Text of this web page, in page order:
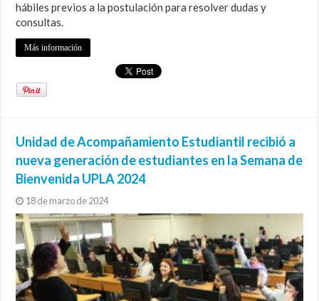
hábiles previos a la postulación para resolver dudas y
consultas.
Más información
Unidad de Acompañamiento Estudiantil recibió a
nueva generación de estudiantes en la Semana de
Bienvenida UPLA 2024
18 de marzo de 2024